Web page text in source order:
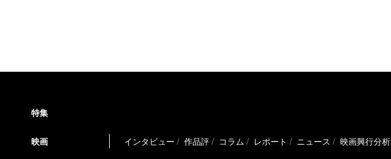
特集
映画 インタビュー 作品評 コラム レポート ニュース 映画興行分析